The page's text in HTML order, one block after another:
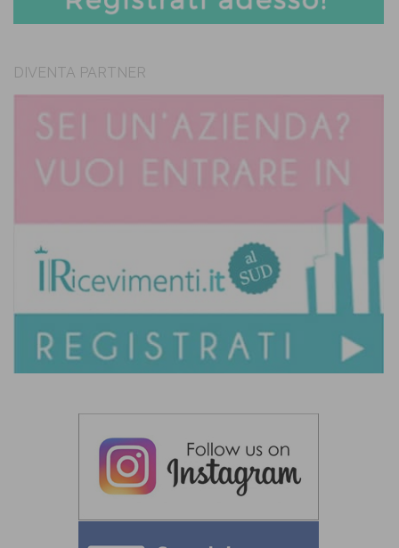
DIVENTA PARTNER